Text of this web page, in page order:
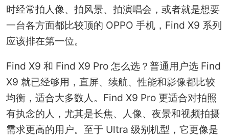
时经常拍人像、拍风景、拍演唱会，或者就是想要
一台各方面都比较顶的 OPPO 手机，Find X9 系列
应该排在第一位。
Find X9 和 Find X9 Pro 怎么选？普通用户选 Find
X9 就已经够用，直屏、续航、性能和影像都比较
均衡，适合大多数人。Find X9 Pro 更适合对拍照
有执念的人，尤其是长焦、人像、夜景和视频拍摄
需求更高的用户。至于 Ultra 级别机型，它更像是